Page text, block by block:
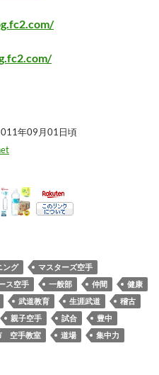
年09月01日頃
ング
マスターズ空手
ス空手 一般部 仲間
健康
武道教育 生涯武道
稽古
親子空手 試合
豊中
空手教室 道場 集中力